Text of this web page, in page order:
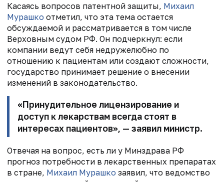
Касаясь вопросов патентной защиты, Михаил
Мурашко отметил, что эта тема остается
обсуждаемой и рассматривается в том числе
Верховным судом РФ. Он подчеркнул: если
компании ведут себя недружелюбно по
отношению к пациентам или создают сложности,
государство принимает решение о внесении
изменений в законодательство.
«Принудительное лицензирование и
доступ к лекарствам всегда стоят в
интересах пациентов», — заявил министр.
Отвечая на вопрос, есть ли у Минздрава РФ
прогноз потребности в лекарственных препаратах
в стране, Михаил Мурашко заявил, что ведомство